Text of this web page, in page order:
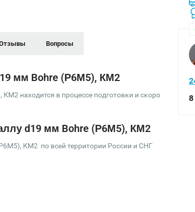
Вопросы
мм Bohre (Р6М5), КМ2
находится в процессе подготовки и скоро
d19 мм Bohre (Р6М5), КМ2
КМ2 по всей территории России и СНГ